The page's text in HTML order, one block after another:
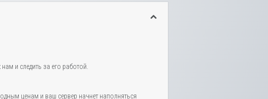
и следить за его работой.
ценам и ваш сервер начнет наполняться